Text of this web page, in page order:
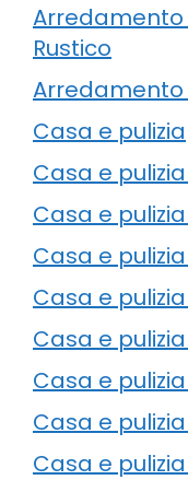
Arredamento
Rustico
Casa e pulizia
Casa e
Casa e
Casa e
Casa e
Casa e
Casa e
Casa e
Casa e